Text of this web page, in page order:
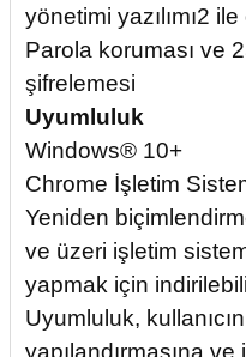
yönetimi yazılımı2
Parola koruması ve
şifrelemesi
Uyumluluk
Windows® 10+
Chrome İşletim
Yeniden
ve üzeri işletim
yapmak için
Uyumluluk,